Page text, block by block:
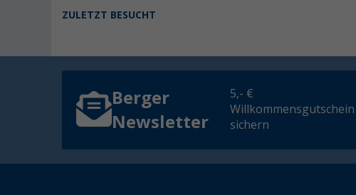
ZULETZT BESUCHT
Berger
Newsletter
5,- €
Willkommensgutschein
sichern